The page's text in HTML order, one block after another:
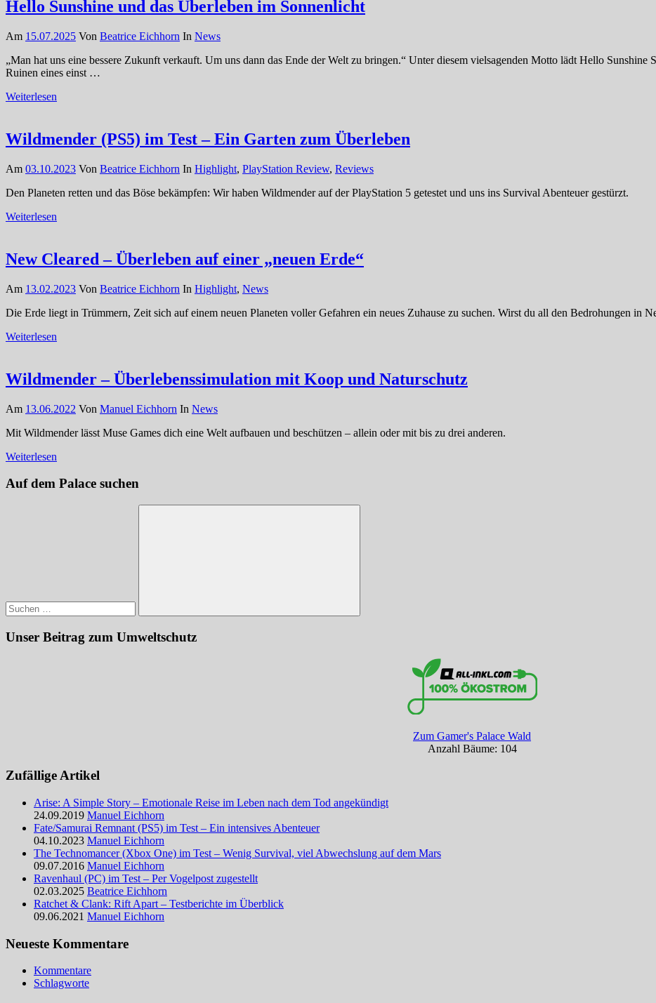
Hello Sunshine und das Überleben im Sonnenlicht
Am 15.07.2025 Von Beatrice Eichhorn In News
„Man hat uns eine bessere Zukunft verkauft. Um uns dann das Ende der Welt zu bringen.“ Unter diesem vielsagenden Motto lädt Hello
Ruinen eines einst …
Weiterlesen
Wildmender (PS5) im Test – Ein Garten zum Überleben
Am 03.10.2023 Von Beatrice Eichhorn In Highlight, PlayStation Review, Reviews
Den Planeten retten und das Böse bekämpfen: Wir haben Wildmender auf der PlayStation 5 getestet und uns ins Survival Abenteuer gestürzt.
Weiterlesen
New Cleared – Überleben auf einer „neuen Erde“
Am 13.02.2023 Von Beatrice Eichhorn In Highlight, News
Die Erde liegt in Trümmern, Zeit sich auf einem neuen Planeten voller Gefahren ein neues Zuhause zu suchen. Wirst du all den Bedrohungen in
Weiterlesen
Wildmender – Überlebenssimulation mit Koop und Naturschutz
Am 13.06.2022 Von Manuel Eichhorn In News
Mit Wildmender lässt Muse Games dich eine Welt aufbauen und beschützen – allein oder mit bis zu drei anderen.
Weiterlesen
Auf dem Palace suchen
Suchen
Unser Beitrag zum Umweltschutz
Zum Gamer's Palace Wald
Anzahl Bäume: 104
Zufällige Artikel
Arise: A Simple Story – Emotionale Reise im Leben nach dem Tod angekündigt
24.09.2019 Manuel Eichhorn
Fate/Samurai Remnant (PS5) im Test – Ein intensives Abenteuer
04.10.2023 Manuel Eichhorn
The Technomancer (Xbox One) im Test – Wenig Survival, viel Abwechslung auf dem Mars
09.07.2016 Manuel Eichhorn
Ravenhaul (PC) im Test – Per Vogelpost zugestellt
02.03.2025 Beatrice Eichhorn
Ratchet & Clank: Rift Apart – Testberichte im Überblick
09.06.2021 Manuel Eichhorn
Neueste Kommentare
Kommentare
Schlagworte